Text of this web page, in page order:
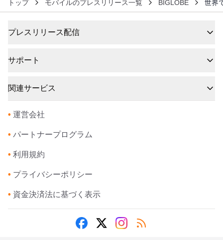
トップ モバイルのプレスリリース一覧 BIGLOBE 世界
プレスリリース配信
サポート
関連サービス
• 運営会社
• パートナープログラム
• 利用規約
• プライバシーポリシー
• 資金決済法に基づく表示